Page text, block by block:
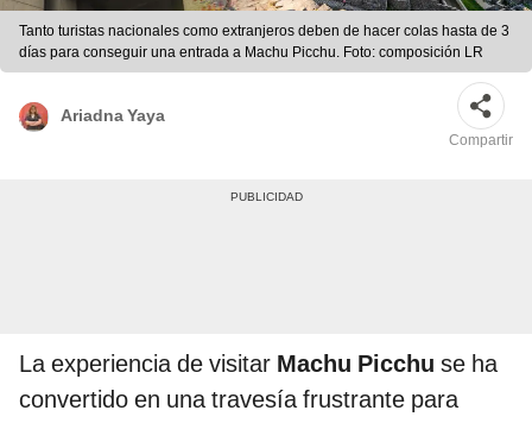
Tanto turistas nacionales como extranjeros deben de hacer colas hasta de 3
días para conseguir una entrada a Machu Picchu. Foto: composición LR
Ariadna Yaya
Compartir
La experiencia de visitar Machu Picchu se ha
convertido en una travesía frustrante para